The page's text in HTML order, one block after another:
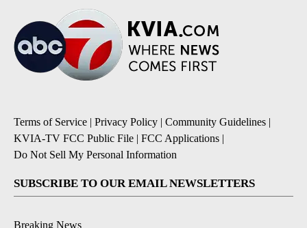
Terms of Service | Privacy Policy | Community Guidelines |
KVIA-TV FCC Public File | FCC Applications |
Do Not Sell My Personal Information
SUBSCRIBE TO OUR EMAIL NEWSLETTERS
Breaking News